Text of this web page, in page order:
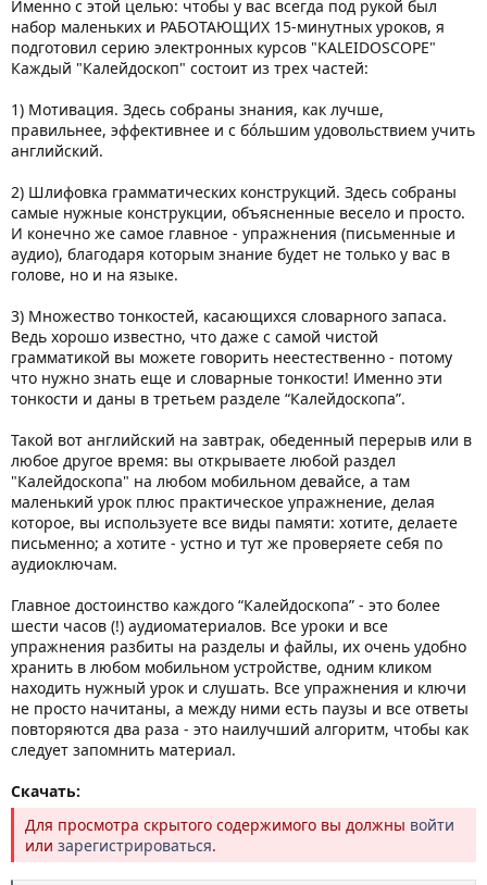
Именно с этой целью: чтобы у вас всегда под рукой был
набор маленьких и РАБОТАЮЩИХ 15-минутных уроков, я
подготовил серию электронных курсов "KALEIDOSCOPE"
Каждый "Калейдоскоп" состоит из трех частей:
1) Мотивация. Здесь собраны знания, как лучше,
правильнее, эффективнее и с бóльшим удовольствием учить
английский.
2) Шлифовка грамматических конструкций. Здесь собраны
самые нужные конструкции, объясненные весело и просто.
И конечно же самое главное - упражнения (письменные и
аудио), благодаря которым знание будет не только у вас в
голове, но и на языке.
3) Множество тонкостей, касающихся словарного запаса.
Ведь хорошо известно, что даже с самой чистой
грамматикой вы можете говорить неестественно - потому
что нужно знать еще и словарные тонкости! Именно эти
тонкости и даны в третьем разделе “Калейдоскопа”.
Такой вот английский на завтрак, обеденный перерыв или в
любое другое время: вы открываете любой раздел
"Калейдоскопа" на любом мобильном девайсе, а там
маленький урок плюс практическое упражнение, делая
которое, вы используете все виды памяти: хотите, делаете
письменно; а хотите - устно и тут же проверяете себя по
аудиоключам.
Главное достоинство каждого “Калейдоскопа” - это более
шести часов (!) аудиоматериалов. Все уроки и все
упражнения разбиты на разделы и файлы, их очень удобно
хранить в любом мобильном устройстве, одним кликом
находить нужный урок и слушать. Все упражнения и ключи
не просто начитаны, а между ними есть паузы и все ответы
повторяются два раза - это наилучший алгоритм, чтобы как
следует запомнить материал.
Скачать:
Для просмотра скрытого содержимого вы должны войти
или зарегистрироваться.